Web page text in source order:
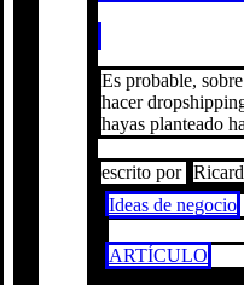
Es probable,
hacer
hayas planteado
escrito por
Ideas de negocio
ARTÍCULO